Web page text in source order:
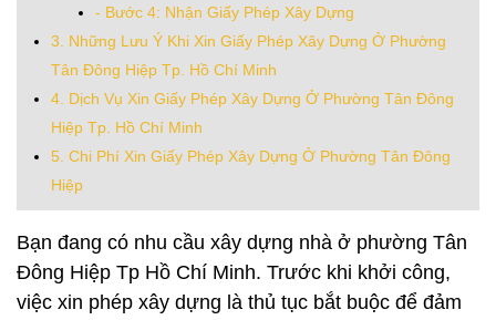
- Bước 4: Nhận Giấy Phép Xây Dựng
3. Những Lưu Ý Khi Xin Giấy Phép Xây Dựng Ở Phường
Tân Đông Hiệp Tp. Hồ Chí Minh
4. Dịch Vụ Xin Giấy Phép Xây Dựng Ở Phường Tân Đông
Hiệp Tp. Hồ Chí Minh
5. Chi Phí Xin Giấy Phép Xây Dựng Ở Phường Tân Đông
Hiệp
Bạn đang có nhu cầu xây dựng nhà ở phường Tân
Đông Hiệp Tp Hồ Chí Minh. Trước khi khởi công,
việc xin phép xây dựng là thủ tục bắt buộc để đảm